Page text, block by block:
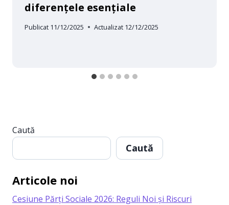
diferențele esențiale
Publicat 11/12/2025 Actualizat 12/12/2025
Caută
Caută
Articole noi
Cesiune Părți Sociale 2026: Reguli Noi și Riscuri